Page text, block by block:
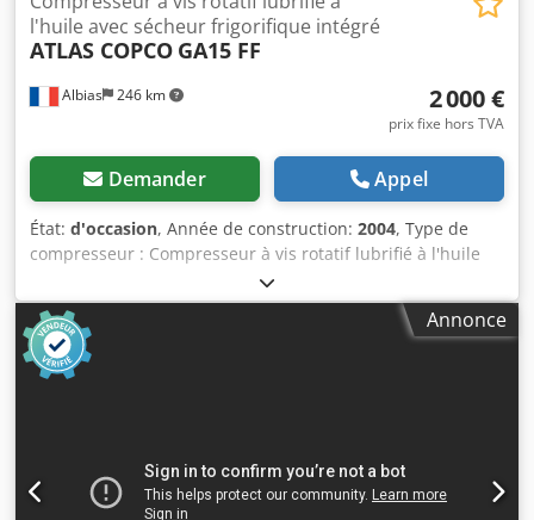
Albias 246 km
l'huile avec sécheur frigorifique intégré
ATLAS COPCO GA15 FF
2 000 €
prix fixe hors TVA
Demander Appel
État: d'occasion, Année de construction: 2004, Type de
compresseur : Compresseur à vis rotatif lubrifié à l'huile
avec sécheur frigorifique intégré Dkedpfx Ajwgca Tjhhjr
Puissance moteur : 15 kW (20 CV) Tension d'alimentation :
380 V / 50 Hz Pression de service : 7,5 bar Débit d'air libre
(FAD) : 798 m³/h (environ 13,3 m³/min) Niveau sonore : 68
dB(A) Capacité du réservoir : 400 litres Dimensions (L × l ×
Annonce